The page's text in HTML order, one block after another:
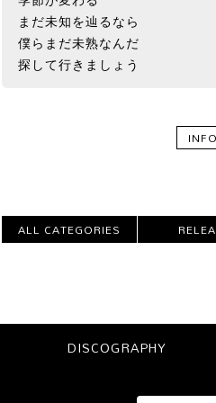
まだ未知を辿るなら
僕らまだ未熟なんだ
探して行きましょう
ALL CATEGORIES
DISCOGRAPHY